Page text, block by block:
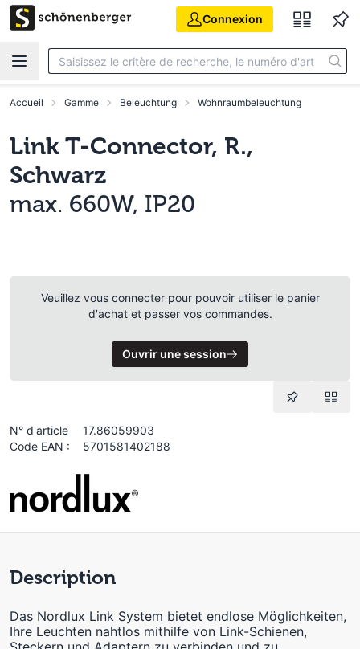
Aller au contenu principal
Connexion
Accueil Gamme Beleuchtung Wohnraumbeleuchtung
Link T-Connector, R.,
Schwarz
max. 660W, IP20
Veuillez vous connecter pour pouvoir utiliser le panier
d'achat et passer vos commandes.
Ouvrir une session
N° d'article
17.86059903
Code EAN :
5701581402188
Description
Das Nordlux Link System bietet endlose Möglichkeiten,
Ihre Leuchten nahtlos mithilfe von Link-Schienen,